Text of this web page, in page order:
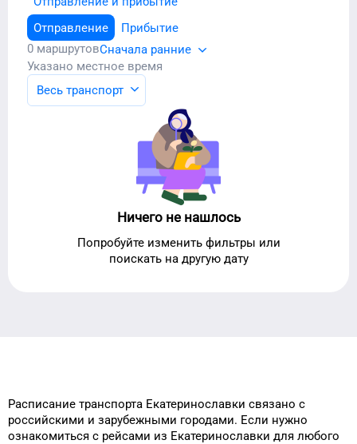
Отправление
Прибытие
0 маршрутовСначала ранние
Указано местное время
Весь транспорт
Ничего не нашлось
Попробуйте изменить фильтры или
поискать на другую дату
Расписание транспорта Екатеринославки связано с
российскими и зарубежными городами. Если нужно
ознакомиться с рейсами из Екатеринославки для любого